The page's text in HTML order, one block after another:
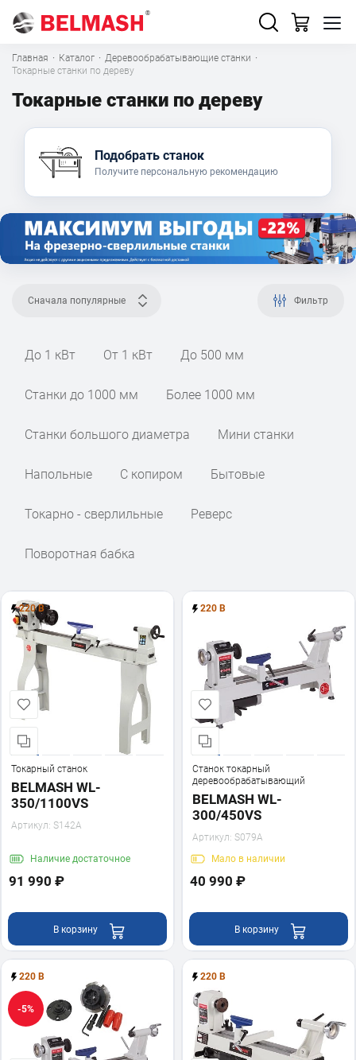
Главная · Каталог · Деревообрабатывающие станки ·
Токарные станки по дереву
Токарные станки по дереву
Подобрать станок
Получите персональную рекомендацию
Сначала популярные Фильтр
До 1 кВт От 1 кВт До 500 мм
Станки до 1000 мм Более 1000 мм
Станки большого диаметра Мини станки
Напольные С копиром Бытовые
Токарно - сверлильные Реверс
Поворотная бабка
220 В
Токарный станок
BELMASH WL-
350/1100VS
Артикул: S142A
Наличие достаточное
91 990 ₽
В корзину
220 В
Станок токарный
деревообрабатывающий
BELMASH WL-
300/450VS
Артикул: S079A
Мало в наличии
40 990 ₽
В корзину
220 В
-5%
220 В